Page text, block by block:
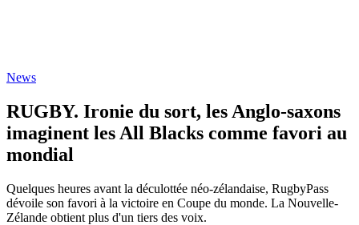
News
RUGBY. Ironie du sort, les Anglo-saxons
imaginent les All Blacks comme favori au
mondial
Quelques heures avant la déculottée néo-zélandaise, RugbyPass
dévoile son favori à la victoire en Coupe du monde. La Nouvelle-
Zélande obtient plus d'un tiers des voix.